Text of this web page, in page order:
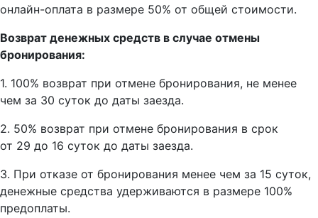
онлайн-оплата в размере 50% от общей стоимости.
Возврат денежных средств в случае отмены
бронирования:
1. 100% возврат при отмене бронирования, не менее
чем за 30 суток до даты заезда.
2. 50% возврат при отмене бронирования в срок
от 29 до 16 суток до даты заезда.
3. При отказе от бронирования менее чем за 15 суток,
денежные средства удерживаются в размере 100%
предоплаты.